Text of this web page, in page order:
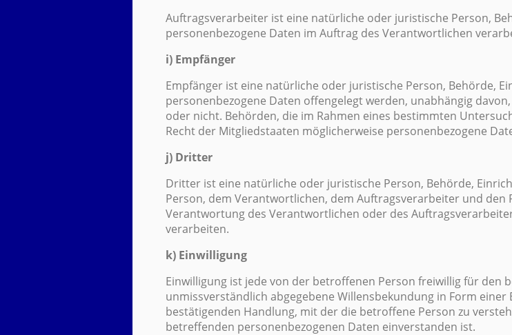
Auftragsverarbeiter ist eine natürliche oder juristische Person,
personenbezogene Daten im Auftrag des Verantwortlichen
i) Empfänger
Empfänger ist eine natürliche oder juristische Person, Behörde,
personenbezogene Daten offengelegt werden, unabhängig
oder nicht. Behörden, die im Rahmen eines bestimmten
Recht der Mitgliedstaaten möglicherweise personenbezogene
j) Dritter
Dritter ist eine natürliche oder juristische Person, Behörde,
Person, dem Verantwortlichen, dem Auftragsverarbeiter und
Verantwortung des Verantwortlichen oder des
verarbeiten.
k) Einwilligung
Einwilligung ist jede von der betroffenen Person freiwillig für den
unmissverständlich abgegebene Willensbekundung in Form
bestätigenden Handlung, mit der die betroffene Person zu
betreffenden personenbezogenen Daten einverstanden ist.